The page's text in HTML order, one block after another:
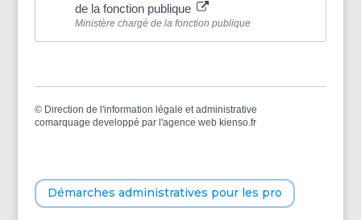
de la fonction publique
Ministère chargé de la fonction publique
© Direction de l'information légale et administrative
comarquage developpé par l'agence web kienso.fr
Démarches administratives pour les pro